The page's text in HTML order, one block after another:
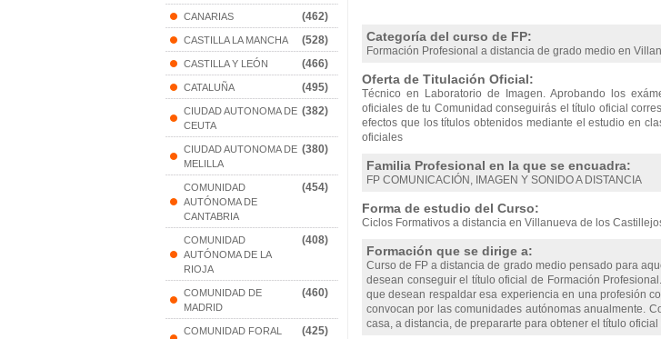
CANARIAS (462)
CASTILLA LA MANCHA (528)
CASTILLA Y LEÓN (466)
CATALUÑA (495)
CIUDAD AUTONOMA DE
CEUTA
(382)
CIUDAD AUTONOMA DE
MELILLA
(380)
COMUNIDAD
AUTÓNOMA DE
CANTABRIA
(454)
COMUNIDAD
AUTÓNOMA DE LA
RIOJA
(408)
COMUNIDAD DE
MADRID
(460)
COMUNIDAD FORAL
(425)
Categoría del curso de FP:
Formación Profesional a distancia de grado medio en
Oferta de Titulación Oficial:
Técnico en Laboratorio de Imagen. Aprobando los
oficiales de tu Comunidad conseguirás el título oficial
efectos que los títulos obtenidos mediante el estudio en
oficiales
Familia Profesional en la que se encuadra:
FP COMUNICACIÓN, IMAGEN Y SONIDO A DISTANCIA
Forma de estudio del Curso:
Ciclos Formativos a distancia en Villanueva de los
Formación que se dirige a:
Curso de FP a distancia de grado medio pensado para
desean conseguir el título oficial de Formación
que desean respaldar esa experiencia en una profesión
convocan por las comunidades autónomas anualmente.
casa, a distancia, de prepararte para obtener el título